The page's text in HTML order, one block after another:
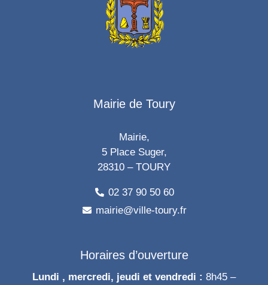
Mairie de Toury
Mairie,
5 Place Suger,
28310 – TOURY
02 37 90 50 60
mairie@ville-toury.fr
Horaires d’ouverture
Lundi , mercredi, jeudi et vendredi : 8h45 –